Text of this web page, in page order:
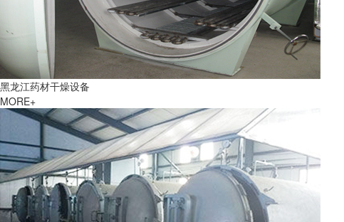
黑龙江药材干燥设备
MORE+